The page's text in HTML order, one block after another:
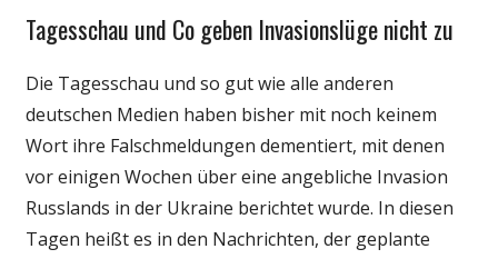
Gesellschaft
Medien
Politik
Tagesschau und Co geben Invasionslüge nicht zu
Die Tagesschau und so gut wie alle anderen
deutschen Medien haben bisher mit noch keinem
Wort ihre Falschmeldungen dementiert, mit denen
vor einigen Wochen über eine angebliche Invasion
Russlands in der Ukraine berichtet wurde. In diesen
Tagen heißt es in den Nachrichten, der geplante